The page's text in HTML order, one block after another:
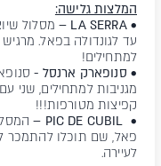
המלצות גלישה:
• LA SERRA –
מסלול
עד לגונדולה בפאל.
למתחילים!
• סנופארק ארנסל -
מגניבות למתחילים, שני עם
קפיצות מטורפות!!!
• PIC DE CUBIL –
פאל, שם תוכלו להתמכר
לעיירה.